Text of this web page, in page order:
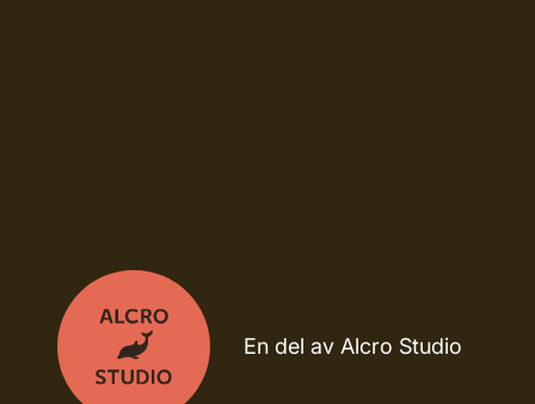
En del av Alcro Studio